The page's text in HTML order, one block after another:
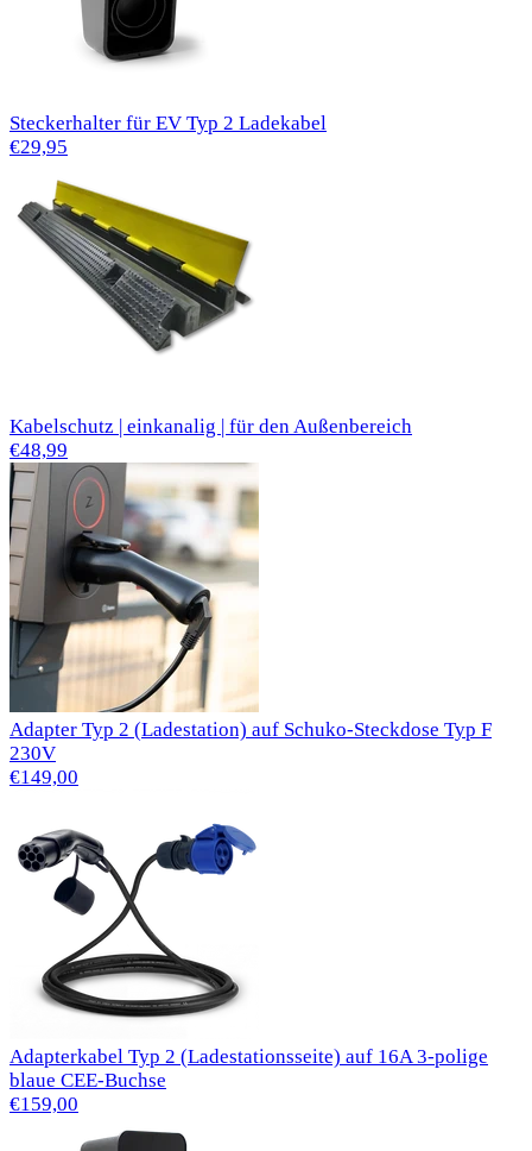
Steckerhalter für EV Typ 2 Ladekabel
€29,95
Kabelschutz | einkanalig | für den Außenbereich
€48,99
Adapter Typ 2 (Ladestation) auf Schuko-Steckdose Typ F
230V
€149,00
Adapterkabel Typ 2 (Ladestationsseite) auf 16A 3-polige
blaue CEE-Buchse
€159,00